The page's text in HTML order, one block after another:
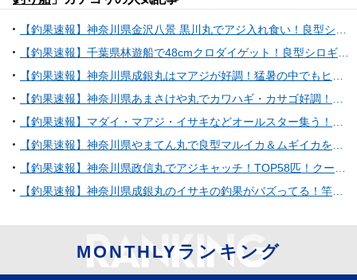
【釣果速報】神奈川県金沢八景 黒川丸でアジ入れ食い！良型シロギスも！好調な今シーズン、自己最高記録を狙ってみませんか？
【釣果速報】千葉県林遊船で48cmクロダイゲット！良型シロギスも大漁で大満足の釣果に！乗船するなら今でしょ！
【釣果速報】神奈川県成銀丸はマアジが好調！猛暑の中でもヒット＆キャッチ多数！チャンスの多い今、ぜひ乗船を！
【釣果速報】神奈川県あまさけや丸でカワハギ・カサゴ好調！厳選したポイントで人生最大のカワハギを捕まえよう！
【釣果速報】マダイ・マアジ・イサキなどオールスター集う！人気魚種をバラエティ豊かに釣りたいなら和歌山県淡隆丸に乗船だ！
【釣果速報】神奈川県やまてん丸で良型マルイカ＆ムギイカをゲット！ショートマルイカ船で人気魚種を狙うなら今がチャンス！
【釣果速報】神奈川県政信丸でアジキャッチ！TOP58匹！クーラー一杯お土産もゲットし、船上のテンションはMAX！
【釣果速報】神奈川県成銀丸のイサキの釣果がバズってる！竿頭100匹オーバー！釣れすぎて笑いが止まらない釣行を体験してみませんか？
MONTHLYランキング